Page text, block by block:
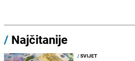
/ Najčitanije
/SVIJET